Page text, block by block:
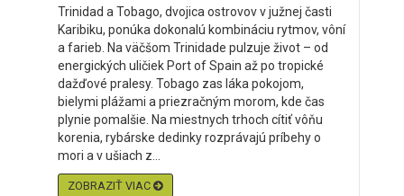
Trinidad a Tobago, dvojica ostrovov v južnej časti
Karibiku, ponúka dokonalú kombináciu rytmov, vôní
a farieb. Na väčšom Trinidade pulzuje život – od
energických uličiek Port of Spain až po tropické
dažďové pralesy. Tobago zas láka pokojom,
bielymi plážami a priezračným morom, kde čas
plynie pomalšie. Na miestnych trhoch cítiť vôňu
korenia, rybárske dedinky rozprávajú príbehy o
mori a v ušiach z...
ZOBRAZIŤ VIAC